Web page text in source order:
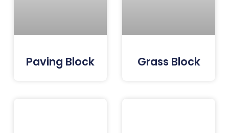
Paving Block Grass Block